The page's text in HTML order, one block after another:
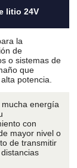
litio 24V
la
de
o sistemas de
que
potencia.
mucha energía
con
mayor nivel o
de transmitir